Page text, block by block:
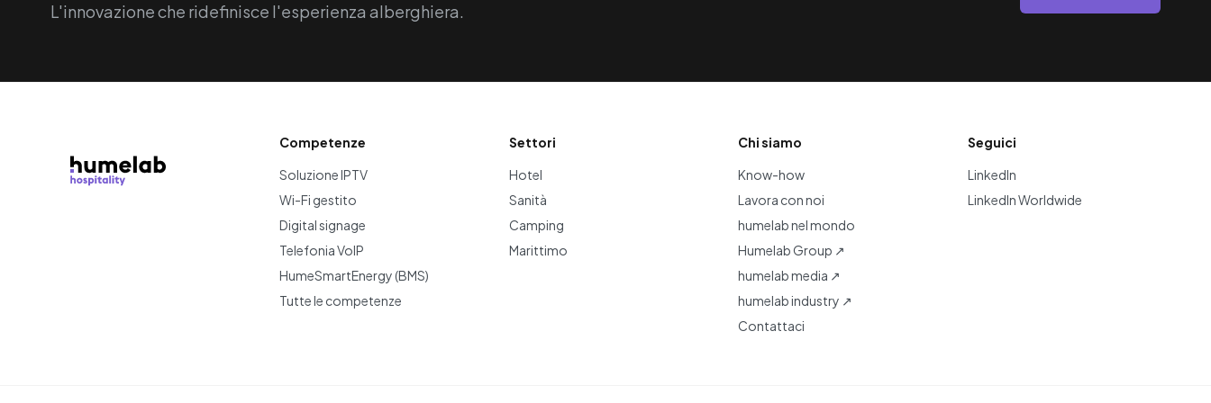
L'innovazione che ridefinisce l'esperienza alberghiera.
Competenze
Soluzione IPTV
Wi-Fi gestito
Digital signage
Telefonia VoIP
HumeSmartEnergy (BMS)
Tutte le competenze
Settori
Hotel
Sanità
Camping
Marittimo
Chi siamo
Know-how
Lavora con noi
humelab nel mondo
Humelab Group ↗
humelab media ↗
humelab industry ↗
Contattaci
Seguici
LinkedIn
LinkedIn Worldwide